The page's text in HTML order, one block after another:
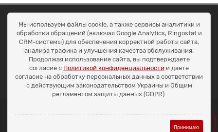
ОКЕАН ТРЕЙД
Договір публичної оферти
Доставка та оплата
Наші контакти
Умови повернення
+38 (099) 452-20-02
+38 (098) 492-20-02
office@ocean.biz.ua
Мы используем файлы cookie, а также сервисы аналитики и
обработки обращений (включая Google Analytics, Ringostat и
CRM-системы) для обеспечения корректной работы сайта,
анализа трафика и улучшения качества обслуживания.
Продолжая использование сайта, вы подтверждаете
согласие с Политикой конфиденциальности и даёте
согласие на обработку персональных данных в соответствии
с действующим законодательством Украины и Общим
регламентом защиты данных (GDPR).
Принимаю